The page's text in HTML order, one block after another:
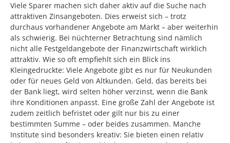
Viele Sparer machen sich daher aktiv auf die Suche nach
attraktiven Zinsangeboten. Dies erweist sich – trotz
durchaus vorhandener Angebote am Markt – aber weiterhin
als schwierig. Bei nüchterner Betrachtung sind nämlich
nicht alle Festgeldangebote der Finanzwirtschaft wirklich
attraktiv. Wie so oft empfiehlt sich ein Blick ins
Kleingedruckte: Viele Angebote gibt es nur für Neukunden
oder für neues Geld von Altkunden. Geld, das bereits bei
der Bank liegt, wird selten höher verzinst, wenn die Bank
ihre Konditionen anpasst. Eine große Zahl der Angebote ist
zudem zeitlich befristet oder gilt nur bis zu einer
bestimmten Summe – oder beides zusammen. Manche
Institute sind besonders kreativ: Sie bieten einen relativ